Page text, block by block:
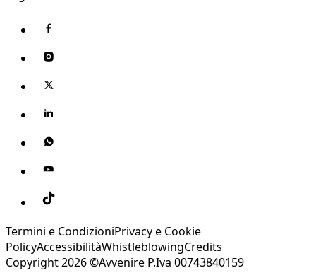
Termini e CondizioniPrivacy e Cookie
PolicyAccessibilitàWhistleblowingCredits
Copyright 2026 ©Avvenire P.Iva 00743840159